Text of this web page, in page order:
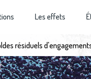
Les effets
résiduels